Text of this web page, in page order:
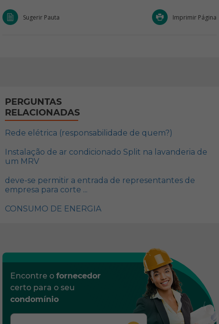
Sugerir Pauta Imprimir Página
PERGUNTAS
RELACIONADAS
Rede elétrica (responsabilidade de quem?)
Instalação de ar condicionado Split na lavanderia de
um MRV
deve-se permitir a entrada de representantes de
empresa para corte ...
CONSUMO DE ENERGIA
Encontre o fornecedor
certo para o seu
condomínio